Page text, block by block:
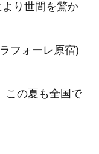
り世間を驚か
フォーレ原宿)
この夏も全国で